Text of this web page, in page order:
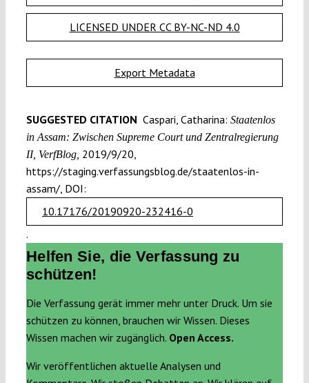
LICENSED UNDER CC BY-NC-ND 4.0
Export Metadata
SUGGESTED CITATION Caspari, Catharina: Staatenlos
in Assam: Zwischen Supreme Court und Zentralregierung
II, VerfBlog, 2019/9/20,
https://staging.verfassungsblog.de/staatenlos-in-
assam/, DOI:
10.17176/20190920-232416-0
.
Helfen Sie, die Verfassung zu
schützen!
Die Verfassung gerät immer mehr unter Druck. Um sie
schützen zu können, brauchen wir Wissen. Dieses
Wissen machen wir zugänglich. Open Access.
Wir veröffentlichen aktuelle Analysen und